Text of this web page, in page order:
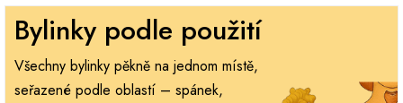
Bylinky podle použití
Všechny bylinky pěkně na jednom místě,
seřazené podle oblastí – spánek,